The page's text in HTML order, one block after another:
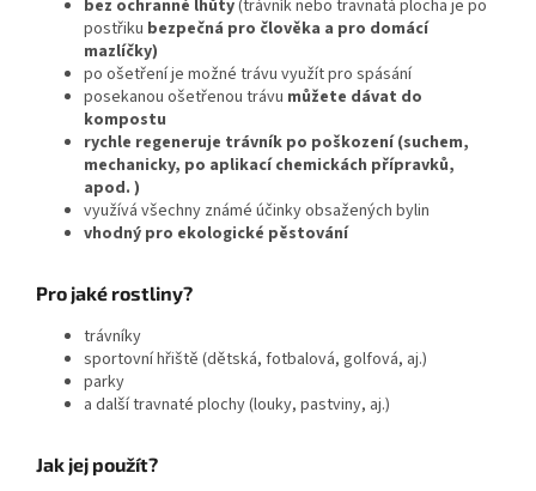
bez ochranné lhůty(trávník nebo travnatá plocha je po
postřiku bezpečná pro člověka a pro domácí
mazlíčky)
po ošetření je možné trávu využít pro spásání
posekanou ošetřenou trávu můžete dávat do
kompostu
rychle regeneruje trávník po poškození (suchem,
mechanicky, po aplikací chemickách přípravků,
apod. )
využívá všechny známé účinky obsažených bylin
vhodný pro ekologické pěstování
Pro jaké rostliny?
trávníky
sportovní hřiště (dětská, fotbalová, golfová, aj.)
parky
a další travnaté plochy (louky, pastviny, aj.)
Jak jej použít?